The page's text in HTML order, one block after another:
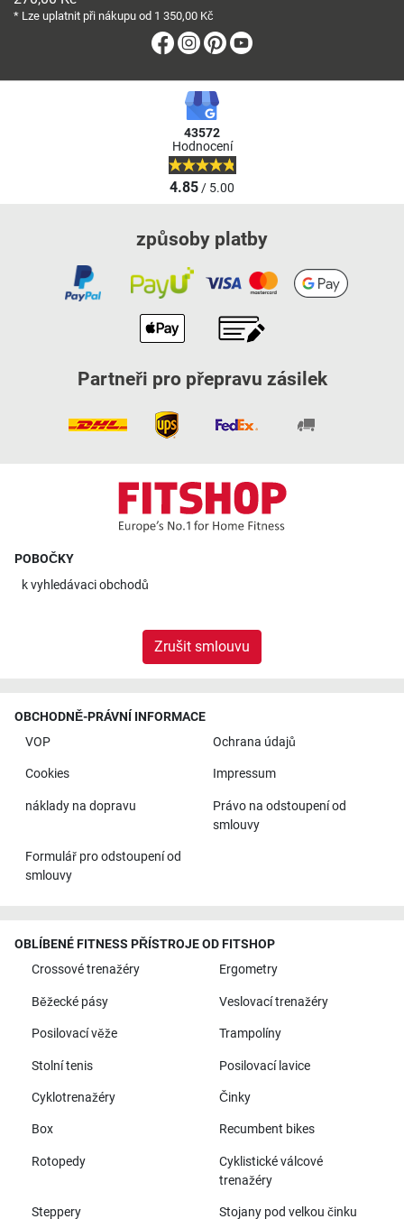
* Lze uplatnit při nákupu od 1 350,00 Kč
Facebook
Instagram
Pinterest
43572
Hodnocení
4.85/ 5.00
způsoby platby
Partneři pro přepravu zásilek
POBOČKY
kvyhledávaci obchodů
Zrušit smlouvu
OBCHODNĚ-PRÁVNÍ INFORMACE
VOP
Ochrana údajů
Cookies Impressum
náklady na dopravu
Právo na odstoupení od
smlouvy
Formulář pro odstoupení od
smlouvy
OBLÍBENÉ FITNESS PŘÍSTROJE OD FITSHOP
Crossové trenažéry
Ergometry
Běžecké pásy Veslovací trenažéry
Posilovací věže Trampolíny
Stolní tenis Posilovací lavice
Cyklotrenažéry Činky
Box Recumbent bikes
Rotopedy
Cyklistické válcové
trenažéry
Steppery Stojany pod velkou činku